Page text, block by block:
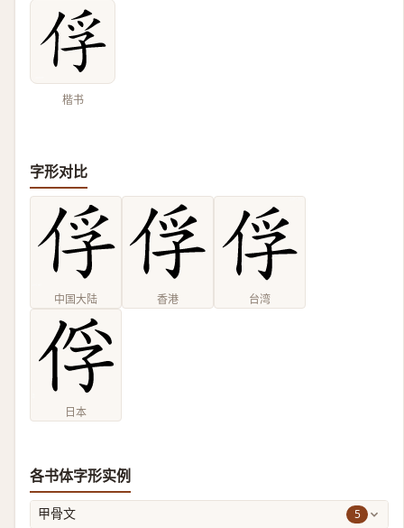
楷书
字形对比
中国大陆 香港 台湾
日本
各书体字形实例
甲骨文 5